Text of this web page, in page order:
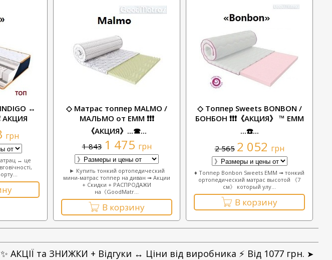
↔
АКЦИЯ
грн
↔ це
◇ Матрас топпер MALMO /
МАЛЬМО от ЕММ ❗❗❗
《АКЦИЯ》...☎...
1 843 1 475 грн
► Купить тонкий ортопедический
мини-матрас топпер на диван ➟ Акции
+ Скидки + РАСПРОДАЖИ
на《GoodMatr...
В корзину
◇ Топпер Sweets BONBON /
БОНБОН ❗❗❗《АКЦИЯ》 ™ ЕММ
...☎️...
2 565 2 052 грн
♦ Топпер Bonbon Sweets ЕММ ➟ тонкий
ортопедический матрас высотой 《7
см》 который улу...
В корзину
АКЦIЇ та ЗНИЖКИ + Вiдгуки ↔ Цiни вiд виробника ⚡ Вiд 1077 грн. ➤